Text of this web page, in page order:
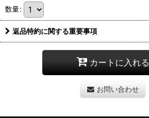
数量:
返品特約に関する重要事項
カートに入れる
お問い合わせ